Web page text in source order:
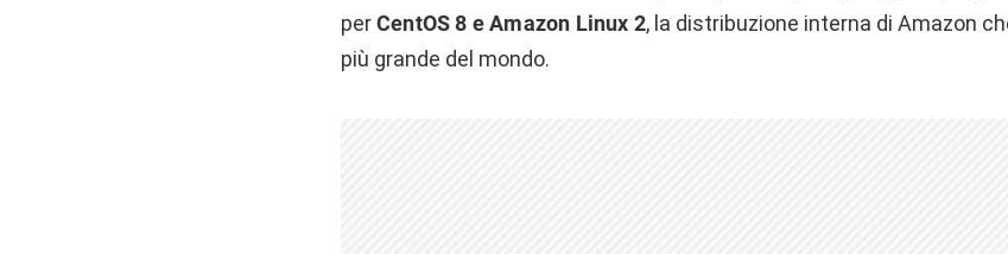
perCentOS 8 e Amazon Linux 2, la distribuzione interna di Amazon
più grande del mondo.